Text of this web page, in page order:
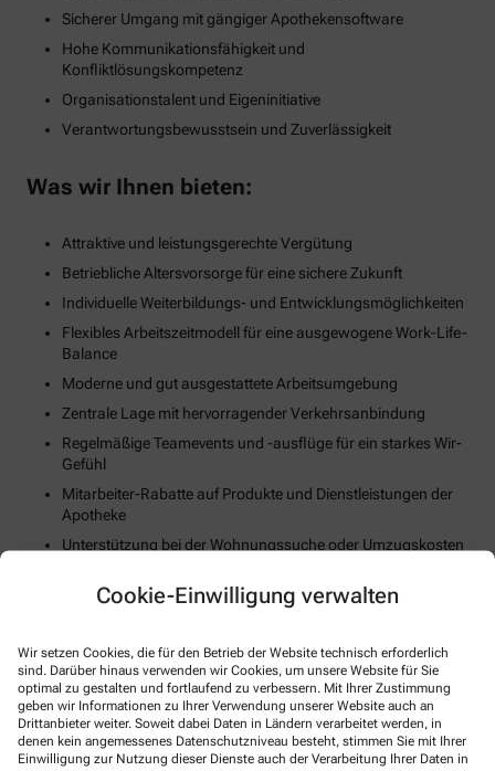
Cookie-Einwilligung verwalten
Wir setzen Cookies, die für den Betrieb der Website technisch erforderlich
sind. Darüber hinaus verwenden wir Cookies, um unsere Website für Sie
optimal zu gestalten und fortlaufend zu verbessern. Mit Ihrer Zustimmung
geben wir Informationen zu Ihrer Verwendung unserer Website auch an
Drittanbieter weiter. Soweit dabei Daten in Ländern verarbeitet werden, in
denen kein angemessenes Datenschutzniveau besteht, stimmen Sie mit Ihrer
Einwilligung zur Nutzung dieser Dienste auch der Verarbeitung Ihrer Daten in
Sicherer Umgang mit gängiger Apothekensoftware
Hohe Kommunikationsfähigkeit und
Konfliktlösungskompetenz
Organisationstalent und Eigeninitiative
Verantwortungsbewusstsein und Zuverlässigkeit
Was wir Ihnen bieten:
Attraktive und leistungsgerechte Vergütung
Betriebliche Altersvorsorge für eine sichere Zukunft
Individuelle Weiterbildungs- und Entwicklungsmöglichkeiten
Flexibles Arbeitszeitmodell für eine ausgewogene Work-Life-
Balance
Moderne und gut ausgestattete Arbeitsumgebung
Zentrale Lage mit hervorragender Verkehrsanbindung
Regelmäßige Teamevents und -ausflüge für ein starkes Wir-
Gefühl
Mitarbeiter-Rabatte auf Produkte und Dienstleistungen der
Apotheke
Unterstützung bei der Wohnungssuche oder Umzugskosten
Fortschrittliche Digitalisierungs- und Technologiestrategie
körperlichen Wohlbefindens
So können Sie sich bewerben
E-Mail